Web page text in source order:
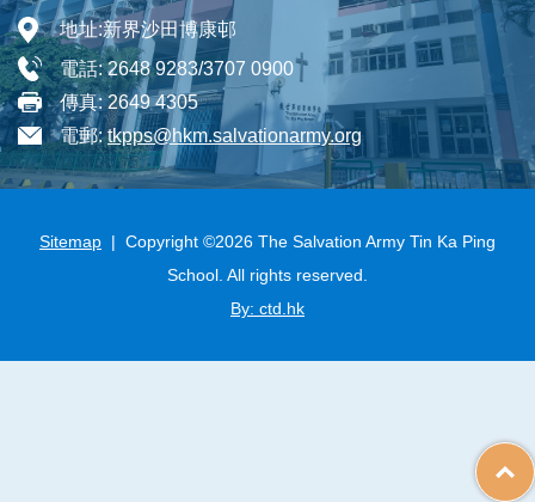
地址:新界沙田博康邨
電話:2648 9283/3707 0900
傳真:2649 4305
電郵:tkpps@hkm.salvationarmy.org
Sitemap | Copyright ©2026 The Salvation Army Tin Ka Ping
School. All rights reserved.
By: ctd.hk